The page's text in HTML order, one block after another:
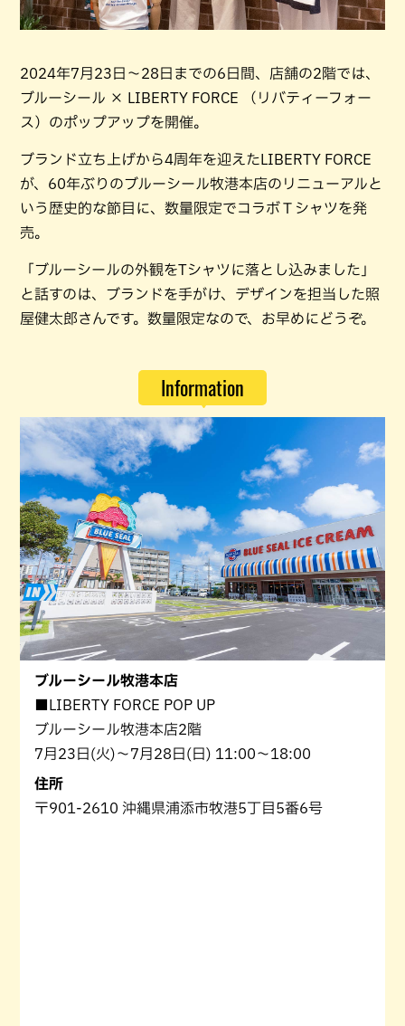
2024年7月23日〜28日までの6日間、店舗の2階では、
ブルーシール × LIBERTY FORCE （リバティーフォー
ス）のポップアップを開催。
ブランド立ち上げから4周年を迎えたLIBERTY FORCE
が、60年ぶりのブルーシール牧港本店のリニューアルと
いう歴史的な節目に、数量限定でコラボＴシャツを発
売。
「ブルーシールの外観をTシャツに落とし込みました」
と話すのは、ブランドを手がけ、デザインを担当した照
屋健太郎さんです。数量限定なので、お早めにどうぞ。
Information
ブルーシール牧港本店
■LIBERTY FORCE POP UP
ブルーシール牧港本店2階
7月23日(火)〜7月28日(日) 11:00〜18:00
住所
〒901-2610 沖縄県浦添市牧港5丁目5番6号